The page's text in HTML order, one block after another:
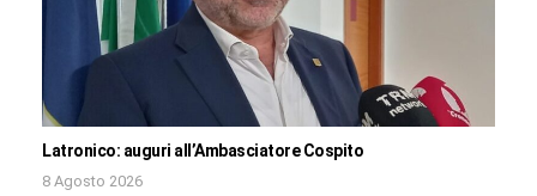
Latronico: auguri all’Ambasciatore Cospito
8 Agosto 2026